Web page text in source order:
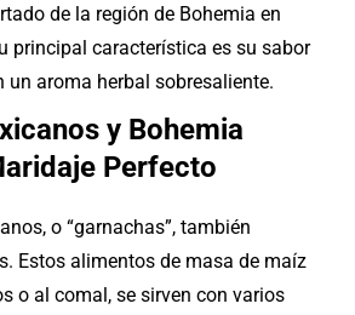
de la región de Bohemia en
principal característica es su sabor
un aroma herbal sobresaliente.
y Bohemia
Perfecto
o “garnachas”, también
Estos alimentos de masa de maíz
o al comal, se sirven con varios